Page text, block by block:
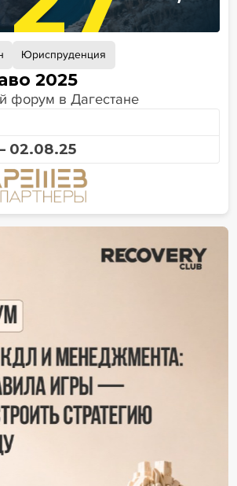
Юриспруденция
2025
форум в Дагестане
02.08.25